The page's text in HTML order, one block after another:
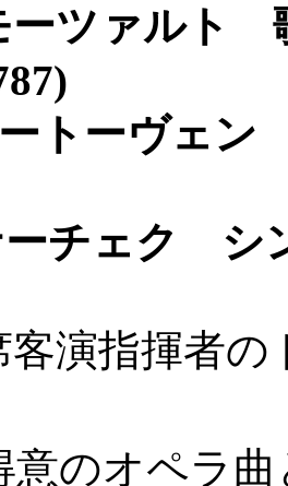
ーツァルト
トーヴェン
チェク シ
客演指揮者
意のオペラ